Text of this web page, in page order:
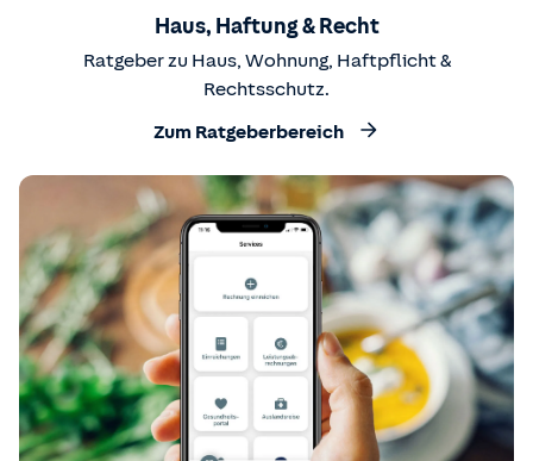
Haus, Haftung & Recht
Ratgeber zu Haus, Wohnung, Haftpflicht &
Rechtsschutz.
Zum Ratgeberbereich